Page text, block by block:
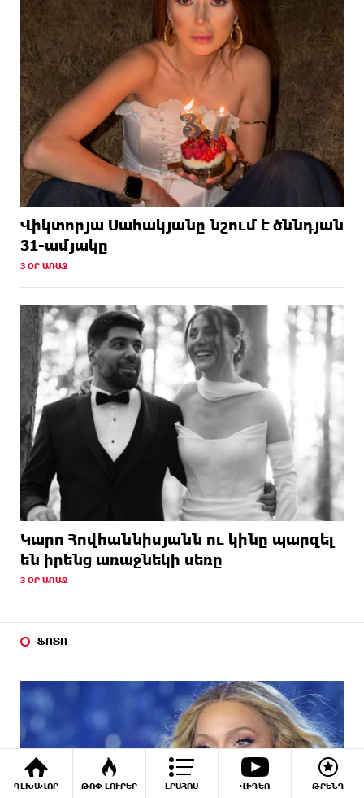
ԳԼԽԱՎՈՐ ԹՈՓ ԼՈՒՐԵՐ ԼՐԱՀՈՍ ՎԻԴԵՈ ԹՐԵՆԴ
Վիկտորյա Սահակյանը նշում է ծննդյան
31-ամյակը
3 ՕՐ ԱՌԱՋ
Կարո Հովհաննիսյանն ու կինը պարզել
են իրենց առաջնեկի սեռը
3 ՕՐ ԱՌԱՋ
ՖՈՏՈ